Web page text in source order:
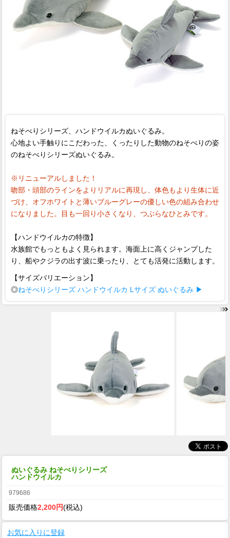
ねそべりシリーズ、ハンドウイルカぬいぐるみ。
心地よい手触りにこだわった、くったりした動物のねそべりの姿
のねそべりシリーズぬいぐるみ。
※リニューアルしました！
吻部・頭部のラインをよりリアルに再現し、体色もより生体に近
づけ、オフホワイトと薄いブルーグレーの優しい色の組み合わせ
になりました。目も一回り小さくなり、つぶらなひとみです。
【ハンドウイルカの特徴】
水族館でもっともよく見られます。海面上に高くジャンプした
り、船やクジラの出す波に乗ったり、とても活発に活動します。
【サイズバリエーション】
◎ねそべりシリーズ ハンドウイルカ Lサイズ ぬいぐるみ ▶
ぬいぐるみ ねそべりシリーズ
ハンドウイルカ
979686
販売価格2,200円(税込)
お気に入りに登録